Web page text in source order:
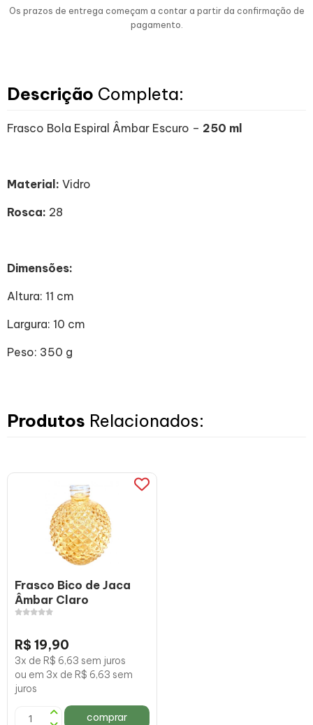
Os prazos de entrega começam a contar a partir da confirmação de
pagamento.
Descrição Completa:
Frasco Bola Espiral Âmbar Escuro – 250 ml
Material: Vidro
Rosca: 28
Dimensões:
Altura: 11 cm
Largura: 10 cm
Peso: 350 g
Produtos Relacionados:
Frasco Bico de Jaca
Âmbar Claro
R$ 19,90
3x de R$ 6,63 sem juros
ou em 3x de R$ 6,63 sem
juros
comprar